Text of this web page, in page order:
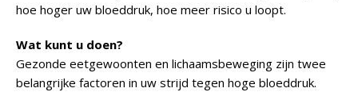
hoe hoger uw bloeddruk, hoe meer risico u loopt.
Wat kunt u doen?
Gezonde eetgewoonten en lichaamsbeweging zijn twee
belangrijke factoren in uw strijd tegen hoge bloeddruk.